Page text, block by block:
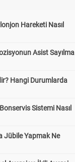
Hareketi Nasıl
Asist Sayılma
Hangi Durumlarda
Sistemi Nasıl
Jübile Yapmak Ne